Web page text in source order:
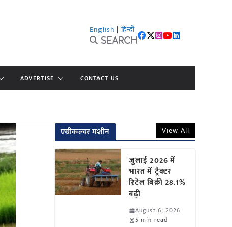
English | हिन्दी
Search
ADVERTISE CONTACT US
एग्रीकल्चर मशीन View All
जुलाई 2026 में
भारत में ट्रैक्टर
रिटेल बिक्री 28.1%
बढ़ी
August 6, 2026
5 min read